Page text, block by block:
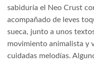
sabiduría el Neo Crust
acompañado de leves
sueca, junto a unos
movimiento animalista y
cuidadas melodías.